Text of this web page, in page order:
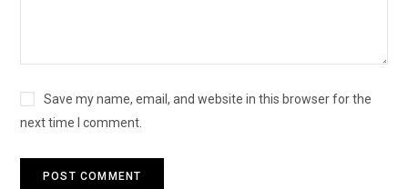
Save my name, email, and website in this browser for the
next time I comment.